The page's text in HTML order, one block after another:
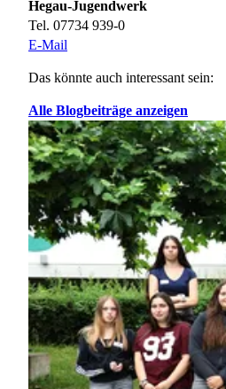
Hegau-Jugendwerk
Tel. 07734 939-0
E-Mail
Das könnte auch interessant sein:
Alle Blogbeiträge anzeigen